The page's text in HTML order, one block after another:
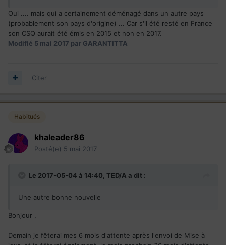
Oui .... mais qui a certainement déménagé dans un autre pays
(probablement son pays d'origine) ... Car s'il été resté en France
son CSQ aurait été émis en 2015 et non en 2017.
Modifié 5 mai 2017 par GARANTITTA
Citer
Habitués
khaleader86
Posté(e) 5 mai 2017
Le 2017-05-04 à 14:40, TED/A a dit :
Une autre bonne nouvelle
Bonjour ,
Demain je fêterai mes 6 mois d'attente après l'envoi de Mise à